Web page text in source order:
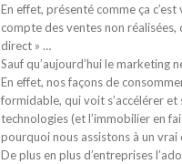
En effet, présenté comme ça
compte des ventes non réalisées,
direct » …
Sauf qu’aujourd’hui le marketing
En effet, nos façons de
formidable, qui voit s’accélérer
technologies (et l’immobilier en
pourquoi nous assistons à un
De plus en plus d’entreprises